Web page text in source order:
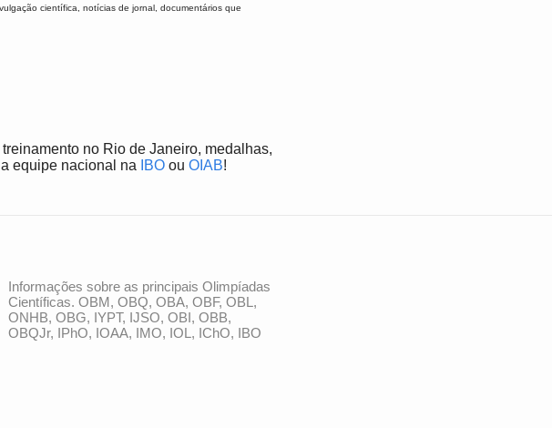
científica, notícias de jornal, documentários que
no Rio de Janeiro, medalhas,
equipe nacional na
IBO ou OIAB!
Informações sobre as principais Olimpíadas
Científicas. OBM, OBQ, OBA, OBF, OBL,
ONHB, OBG, IYPT, IJSO, OBI, OBB,
OBQJr, IPhO, IOAA, IMO, IOL, IChO, IBO